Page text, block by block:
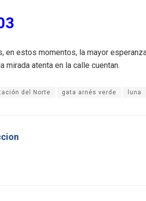
en estos momentos, la mayor
mirada atenta en la calle cuentan.
del Norte gata arnés verde luna